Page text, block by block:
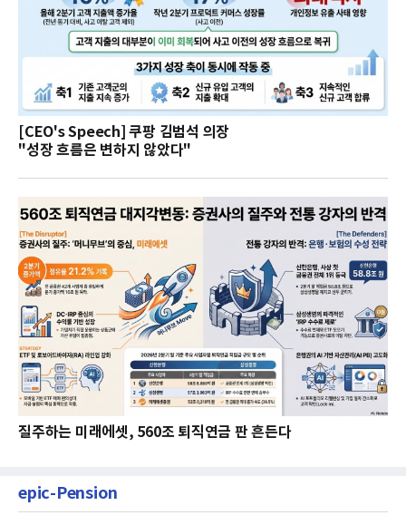
[CEO's Speech] 쿠팡 김범석 의장
"성장 흐름은 변하지 않았다"
질주하는 미래에셋, 560조 퇴직연금 판 흔든다
epic-Pension